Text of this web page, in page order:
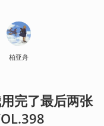
柏亚舟
完了最后两张